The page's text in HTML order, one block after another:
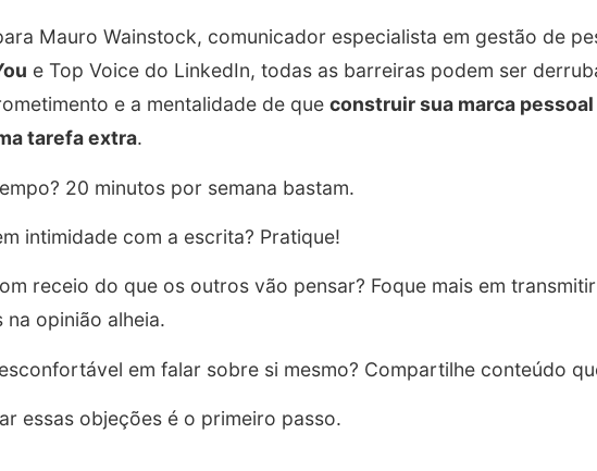
Mauro Wainstock, comunicador especialista em gestão de
e Top Voice do LinkedIn, todas as barreiras podem ser
e a mentalidade de que construir sua marca
tarefa extra.
20 minutos por semana bastam.
intimidade com a escrita? Pratique!
receio do que os outros vão pensar? Foque mais em
na opinião alheia.
em falar sobre si mesmo? Compartilhe conteúdo
essas objeções é o primeiro passo.